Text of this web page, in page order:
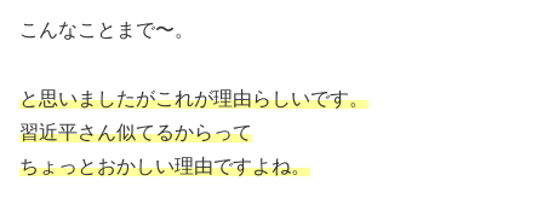
こんなことまで〜。
と思いましたがこれが理由らしいです。
習近平さん似てるからって
ちょっとおかしい理由ですよね。